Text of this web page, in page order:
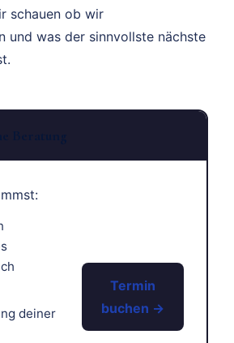
schauen ob wir
und was der sinnvollste nächste
deiner
Termin
buchen →